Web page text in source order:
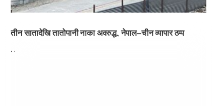
तीन सातादेखि तातोपानी नाका अवरुद्ध, नेपाल–चीन व्यापार ठप्प
, ,